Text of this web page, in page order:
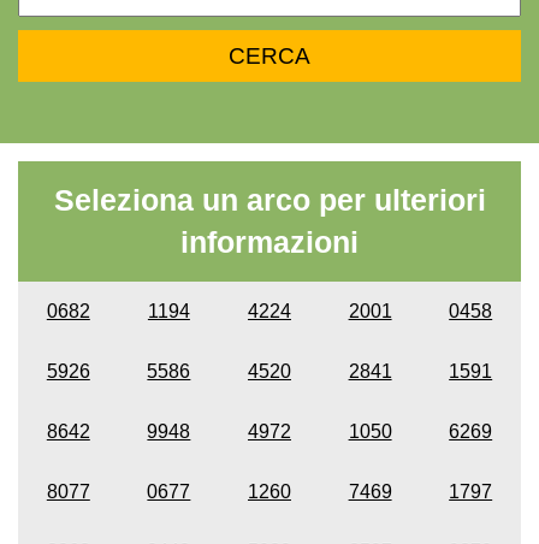
Seleziona un arco per ulteriori
informazioni
0682 1194 4224 2001 0458
5926 5586 4520 2841 1591
8642 9948 4972 1050 6269
8077 0677 1260 7469 1797